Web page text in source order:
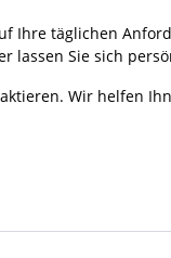
Ihre täglichen
lassen Sie sich
Wir helfen